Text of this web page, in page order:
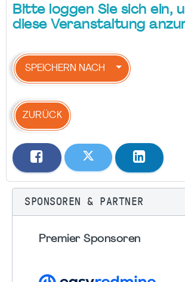
Bitte loggen Sie sich ein,
diese Veranstaltung
SPEICHERN NACH
ZURÜCK
SPONSOREN & PARTNER
Premier Sponsoren